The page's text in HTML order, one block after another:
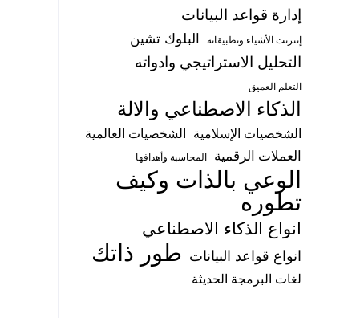
إدارة قواعد البيانات
إنترنت الأشياء وتطبيقاته البلوك تشين
التحليل الاستراتيجي وادواته
التعلم العميق
الذكاء الاصطناعي والالة
الشخصيات الإسلامية الشخصيات العالمية
العملات الرقمية المحاسبة وأهدافها
الوعي بالذات وكيف
تطوره
انواع الذكاء الاصطناعي
انواع قواعد البيانات طور ذاتك
لغات البرمجة الحديثة